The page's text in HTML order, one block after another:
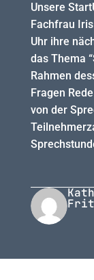
Unsere
Fachfrau
Uhr ihre
das Thema
Rahmen
Fragen
von der